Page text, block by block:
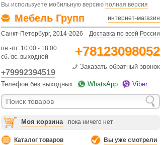
Вы используете мобильную версию полная версия
Мебель Групп интернет-магазин
Санкт-Петербург, 2014-2026 Доставка по всей России
пн.-пт. 10:00 - 18:00
сб.-вс. выходной
+78123098052
+79992394519
Заказать обратный звонок
Телефон без выходных WhatsApp Viber
Моя корзина пока ничего нет
Каталог товаров Вы уже смотрели